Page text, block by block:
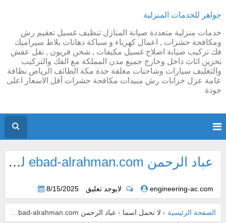
جواهر للخدمات المنزلية
خدمات منزلية متعددة صيانة المنازل تنظيف غسيل تعقيم رش
ومكافحة حشرات , اعمال كهرباء و سباكة دهانات بلاط سيراميك
فك تركيب صيانة اصلاح غسيل مكيفات , شحن فريون , نقل عفش
تخزين اثاث داخل وخارج جميع مدن المملكة مع الفك والتركيب
والتغليف سيارات وشاحنات مغلقة جدة مكة الطائف الرياض نظافة
عامة عزل خزانات رش مبيدات مكافحة حشرات أقل الاسعار اعلى
جودة
عباد الرحمن ebad-alrahman.com للشحن من الرياض
engineering-ac.com لايوجد تعليق 8/15/2025
الصفحة الرئيسية › لا تحمل اسما › عباد الرحمن ebad-alrahman.com للشحن من الرياض